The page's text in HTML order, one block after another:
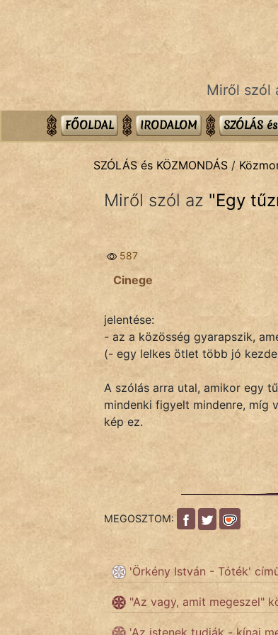
Bibliai
Közmondások
Szóláscsoportok
KÖZMONDÁS
FILM
Miről szól
FŐOLDAL IRODALOM SZÓLÁS
SZÓLÁS és KÖZMONDÁS /
Miről szól az "Egy
587
Cinege
jelentése:
- az a közösség gyarapszik,
(- egy lelkes ötlet több jó
A szólás arra utal, amikor egy
mindenki figyelt mindenre, míg
kép ez.
MEGOSZTOM:
'Örkény István - Tóték'
"Az vagy, amit megeszel"
'Az istenek tudják - kínai